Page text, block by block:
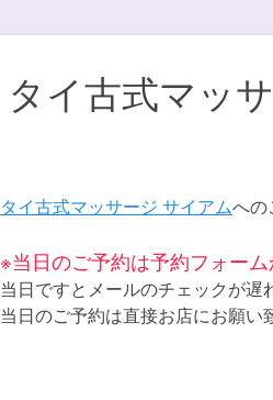
タイ古式マッ
タイ古式マッサージ サイアムへの
※当日のご予約は予約フォー
当日ですとメールのチェックが遅
当日のご予約は直接お店にお願